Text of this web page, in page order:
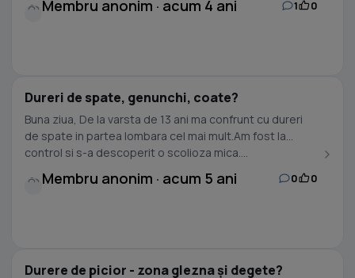
Membru anonim · acum 4 ani 1 0
Dureri de spate, genunchi, coate?
Buna ziua, De la varsta de 13 ani ma confrunt cu dureri
de spate in partea lombara cel mai mult.Am fost la
control si s-a descoperit o scolioza mica....
Membru anonim · acum 5 ani 0 0
Durere de picior - zona glezna și degete?